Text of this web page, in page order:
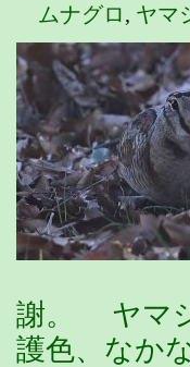
ムナグロ, ヤマ
謝。 ヤマ
護色、なか